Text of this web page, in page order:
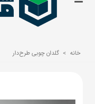
خانه > گلدان چوبی طرح‌دار